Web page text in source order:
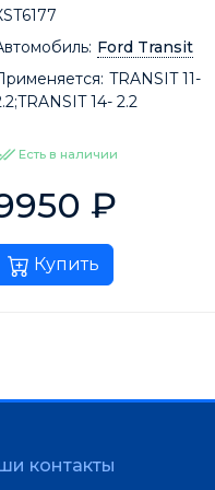
Ford Transit
TRANSIT 11-
14- 2.2
Есть в наличии
₽
Купить
контакты